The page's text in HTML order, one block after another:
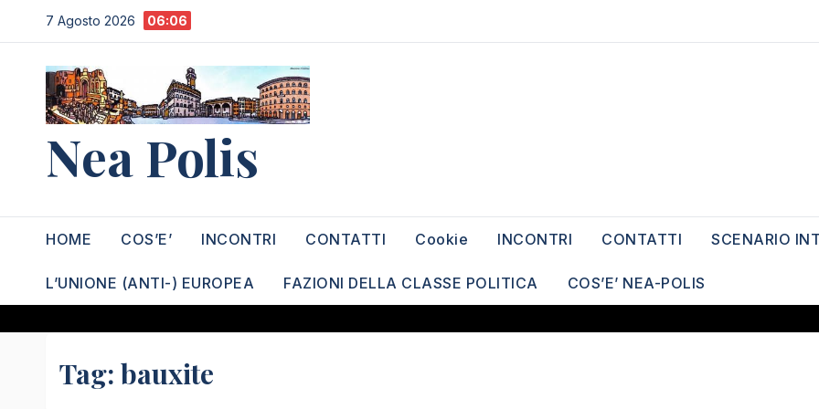
al
contenuto
7 Agosto 2026 06:06
Nea Polis
HOME COS’E’ INCONTRI CONTATTI Cookie INCONTRI CONTATTI SCENARIO
L’UNIONE (ANTI-) EUROPEA FAZIONI DELLA CLASSE POLITICA COS’E’ NEA-POLIS
Tag: bauxite